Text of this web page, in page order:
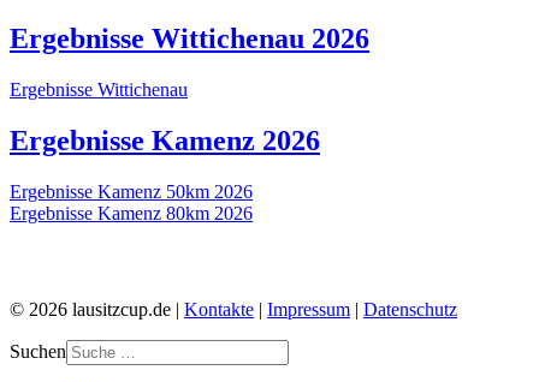
Ergebnisse Wittichenau 2026
Ergebnisse Wittichenau
Ergebnisse Kamenz 2026
Ergebnisse Kamenz 50km 2026
Ergebnisse Kamenz 80km 2026
© 2026 lausitzcup.de | Kontakte | Impressum | Datenschutz
Suchen